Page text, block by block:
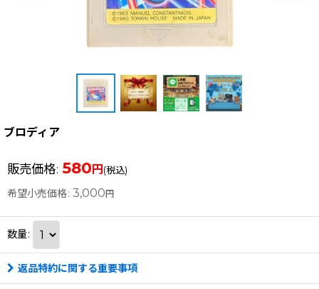
ブロディア
販売価格: 580 円 (税込)
希望小売価格: 3,000 円
数量:
返品特約に関する重要事項